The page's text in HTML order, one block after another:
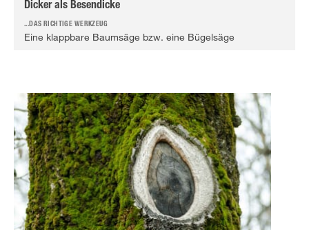
Dicker als Besendicke
Eine klappbare Baumsäge bzw. eine Bügelsäge